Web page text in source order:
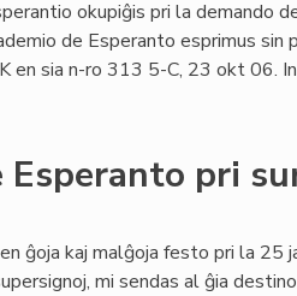
okupiĝis pri la demando
de Esperanto esprimus sin
en sia n-ro 313 5-C, 23 okt 06.
Esperanto pri
ĝoja kaj malĝoja festo pri la 25
mi sendas al ĝia